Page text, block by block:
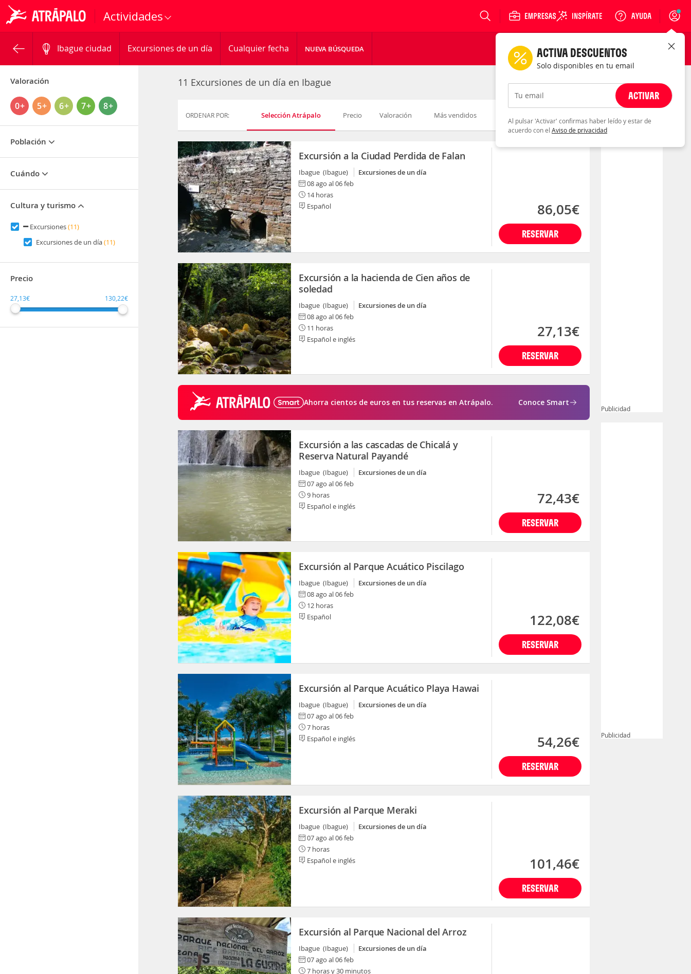
Actividades Login
Ibague ciudad Excursiones de un día Cualquier fecha NUEVA BÚSQUEDA
Valoración
0+ 5+ 6+ 7+ 8+
Población
Cuándo
Cultura y turismo
Excursiones(11)
Excursiones de un día(11)
Precio
27,13€ 130,22€
11 Excursiones de un día en Ibague
ORDENAR POR: Selección Atrápalo Precio Valoración Más vendidos
Excursión a la Ciudad Perdida de Falan
Ibague (Ibague)
Excursiones de un día
08 ago al 06 feb
14 horas
Español
RESERVAR
86,05€
Excursión a la hacienda de Cien años de
soledad
Ibague (Ibague)
Excursiones de un día
08 ago al 06 feb
11 horas
Español e inglés
RESERVAR
27,13€
Ahorra cientos de euros en tus reservas en Atrápalo. Conoce Smart
Excursión a las cascadas de Chicalá y
Reserva Natural Payandé
Ibague (Ibague)
Excursiones de un día
07 ago al 06 feb
9 horas
Español e inglés
RESERVAR
72,43€
Excursión al Parque Acuático Piscilago
Ibague (Ibague)
Excursiones de un día
08 ago al 06 feb
12 horas
Español
RESERVAR
122,08€
Excursión al Parque Acuático Playa Hawai
Ibague (Ibague)
Excursiones de un día
07 ago al 06 feb
7 horas
Español e inglés
RESERVAR
54,26€
Excursión al Parque Meraki
Ibague (Ibague)
Excursiones de un día
07 ago al 06 feb
7 horas
Español e inglés
RESERVAR
101,46€
Excursión al Parque Nacional del Arroz
Ibague (Ibague)
Excursiones de un día
07 ago al 06 feb
7 horas y 30 minutos
Publicidad
Publicidad
ACTIVA DESCUENTOS
Solo disponibles en tu email
Tu email ACTIVAR
Al pulsar 'Activar' confirmas haber leído y estar de
acuerdo con el Aviso de privacidad